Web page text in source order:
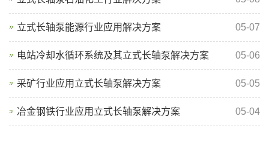
立式长轴泵能源行业应用解决方案 05-07
电站冷却水循环系统及其立式长轴泵解决方案 05-06
采矿行业应用立式长轴泵解决方案 05-05
冶金钢铁行业应用立式长轴泵解决方案 05-04